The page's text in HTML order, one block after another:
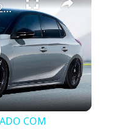
NOVO CORSA 2024 É REVELADO COM ATUALIZAÇÕES NO VISUAL
COM